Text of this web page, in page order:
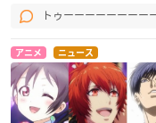
トゥーーーーーーーー
アニメ ニュース